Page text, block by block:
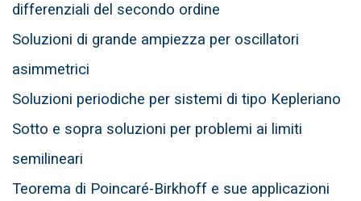
differenziali del secondo ordine
Soluzioni di grande ampiezza per oscillatori
asimmetrici
Soluzioni periodiche per sistemi di tipo Kepleriano
Sotto e sopra soluzioni per problemi ai limiti
semilineari
Teorema di Poincaré-Birkhoff e sue applicazioni